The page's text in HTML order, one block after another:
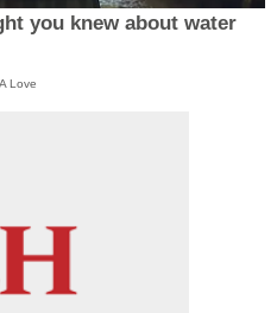
you knew about water
Love